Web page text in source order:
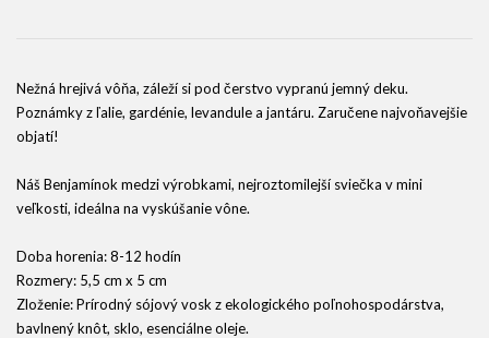
Nežná hrejivá vôňa, záleží si pod čerstvo vypranú jemný deku.
Poznámky z ľalie, gardénie, levandule a jantáru. Zaručene najvoňavejšie
objatí!
Náš Benjamínok medzi výrobkami, nejroztomilejší sviečka v mini
veľkosti, ideálna na vyskúšanie vône.
Doba horenia: 8-12 hodín
Rozmery: 5,5 cm x 5 cm
Zloženie: Prírodný sójový vosk z ekologického poľnohospodárstva,
bavlnený knôt, sklo, esenciálne oleje.